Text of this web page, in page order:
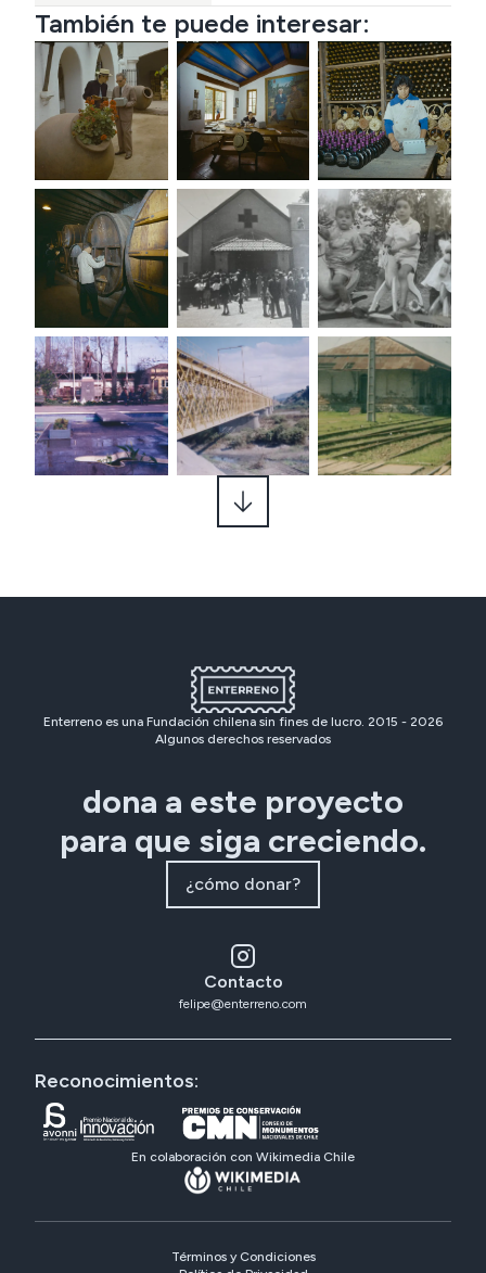
También te puede interesar:
Enterreno es una Fundación chilena sin fines de lucro. 2015 - 2026
Algunos derechos reservados
dona a este proyecto
para que siga creciendo.
¿cómo donar?
Contacto
felipe@enterreno.com
Reconocimientos:
En colaboración con Wikimedia Chile
Términos y Condiciones